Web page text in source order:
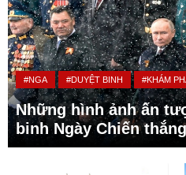
#NGA #DUYỆT BINH #KHÁM
Những hình ảnh ấn
binh Ngày Chiến